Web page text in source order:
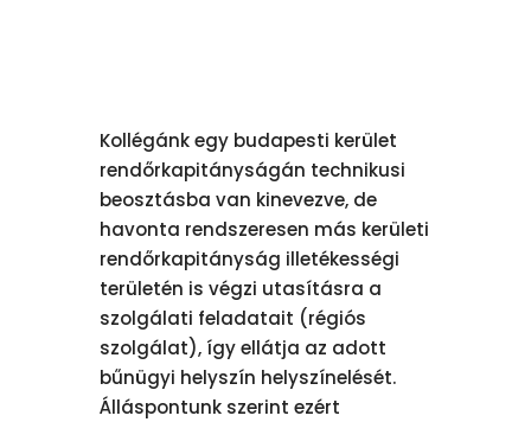
Kollégánk egy budapesti kerület
rendőrkapitányságán technikusi
beosztásba van kinevezve, de
havonta rendszeresen más kerületi
rendőrkapitányság illetékességi
területén is végzi utasításra a
szolgálati feladatait (régiós
szolgálat), így ellátja az adott
bűnügyi helyszín helyszínelését.
Álláspontunk szerint ezért